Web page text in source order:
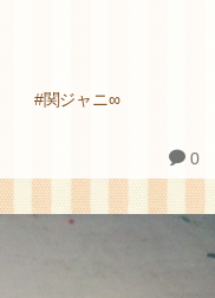
#関ジャニ∞
0